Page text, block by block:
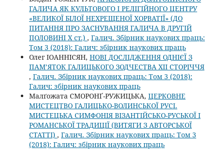
ГАЛИЧА ЯК КУЛЬТОВОГО І РЕЛІГІЙНОГО ЦЕНТРУ
«ВЕЛИКОЇ БІЛОЇ НЕХРЕЩЕНОЇ ХОРВАТІЇ» (ДО
ПИТАННЯ ПРО ЗАСНУВАННЯ ГАЛИЧА В ДРУГІЙ
ПОЛОВИНІ Х ст.) , Галич. Збірник наукових праць:
Том 3 (2018): Галич: збірник наукових праць
Олег ІОАННІСЯН, НОВІ ДОСЛІДЖЕННЯ ОДНІЄЇ З
ПАМ’ЯТОК ГАЛИЦЬКОГО ЗОДЧЕСТВА ХІІ СТОРІЧЧЯ
, Галич. Збірник наукових праць: Том 3 (2018):
Галич: збірник наукових праць
Малґожата СМОРОНҐ-РУЖИЦЬКА, ЦЕРКОВНЕ
МИСТЕЦТВО ГАЛИЦЬКО-ВОЛИНСЬКОЇ РУСІ.
МИСТЕЦЬКА СИМФОНІЯ ВІЗАНТІЙСЬКО-РУСЬКОЇ І
РОМАНСЬКОЇ ТРАДИЦІЇ (ВИТЯГИ З АВТОРСЬКОЇ
СТАТТІ) , Галич. Збірник наукових праць: Том 3
(2018): Галич: збірник наукових праць